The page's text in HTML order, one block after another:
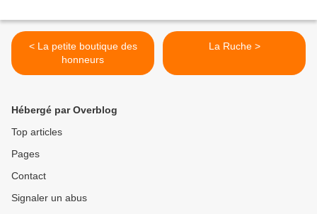
< La petite boutique des
honneurs
La Ruche >
Hébergé par Overblog
Top articles
Pages
Contact
Signaler un abus